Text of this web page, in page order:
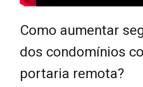
Como aumentar
dos condomínios
portaria remota?